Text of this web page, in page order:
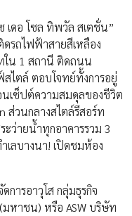
เดอ โซล ทิพวัล สเตชั่น”
รถไฟฟ้าสายสีเหลือง
ใน 1 สถานี ติดถนน
ไตล์ ตอบโจทย์ทั้งการอยู่
เซ็ปต์ความสมดุลของชีวิต
ส่วนกลางสไตล์รีสอร์ท
ะว่ายน้ำทุกอาคารรวม 3
เลบางนา! เปิดชมห้อง
ารอาวุโส กลุ่มธุรกิจ
หาชน) หรือ ASW บริษัท